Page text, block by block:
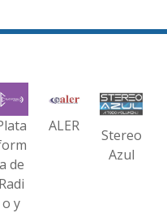
a de
Radi
o y
ALER
Stereo
Azul